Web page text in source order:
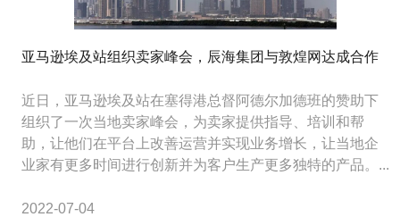
亚马逊埃及站组织卖家峰会，辰海集团与敦煌网达成合作
近日，亚马逊埃及站在塞得港总督阿德尔加德班的赞助下
组织了一次当地卖家峰会，为卖家提供指导、培训和帮
助，让他们在平台上改善运营并实现业务增长，让当地企
业家有更多时间进行创新并为客户生产更多独特的产品。...
2022-07-04